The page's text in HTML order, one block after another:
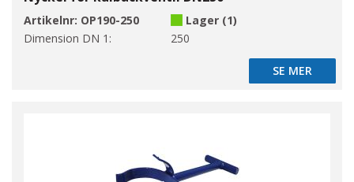
Artikelnr: OP190-250
Lager (1)
Dimension DN 1:
250
SE MER
SE MER